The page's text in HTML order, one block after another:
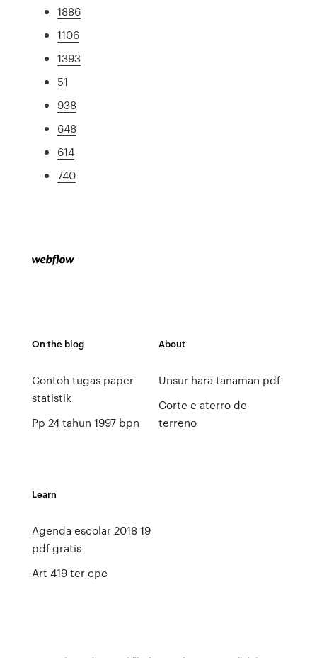
1886
1106
1393
51
938
648
614
740
On the blog
Contoh tugas paper
statistik
Pp 24 tahun 1997 bpn
About
Unsur hara tanaman pdf
Corte e aterro de
terreno
Learn
Agenda escolar 2018 19
pdf gratis
Art 419 ter cpc